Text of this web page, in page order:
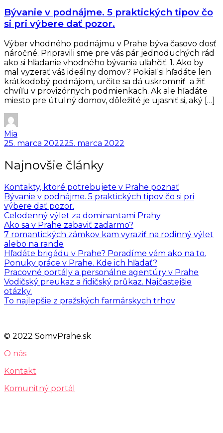
Bývanie v podnájme. 5 praktických tipov čo
si pri výbere dať pozor.
Výber vhodného podnájmu v Prahe býva časovo dosť
náročné. Pripravili sme pre vás pár jednoduchých rád
ako si hľadanie vhodného bývania uľahčiť. 1. Ako by
mal vyzerať váš ideálny domov? Pokiaľ si hľadáte len
krátkodobý podnájom, určite sa dá uskromniť a žiť
chvíľu v provizórnych podmienkach. Ak ale hľadáte
miesto pre útulný domov, dôležité je ujasniť si, aký […]
Mia
25. marca 202225. marca 2022
Najnovšie články
Kontakty, ktoré potrebujete v Prahe poznať
Bývanie v podnájme. 5 praktických tipov čo si pri
výbere dať pozor.
Celodenný výlet za dominantami Prahy
Ako sa v Prahe zabaviť zadarmo?
7 romantických zámkov kam vyraziť na rodinný výlet
alebo na rande
Hľadáte brigádu v Prahe? Poradíme vám ako na to.
Ponuky práce v Prahe. Kde ich hľadať?
Pracovné portály a personálne agentúry v Prahe
Vodičský preukaz a řidičský průkaz. Najčastejšie
otázky.
To najlepšie z pražských farmárskych trhov
© 2022 SomvPrahe.sk
O nás
Kontakt
Komunitný portál